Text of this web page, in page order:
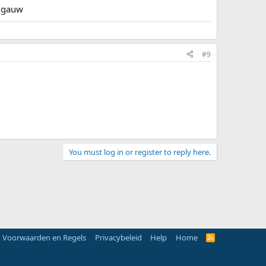
#9
You must log in or register to reply here.
Voorwaarden en Regels Privacybeleid Help Home
R